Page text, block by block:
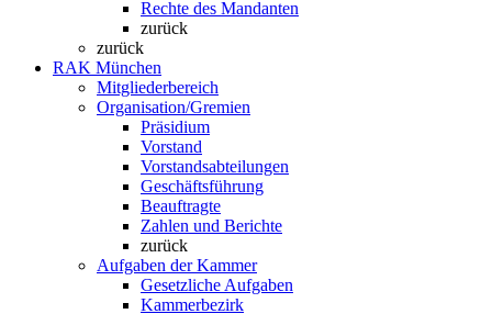
Rechte des Mandanten
zurück
zurück
RAK München
Mitgliederbereich
Organisation/Gremien
Präsidium
Vorstand
Vorstandsabteilungen
Geschäftsführung
Beauftragte
Zahlen und Berichte
zurück
Aufgaben der Kammer
Gesetzliche Aufgaben
Kammerbezirk